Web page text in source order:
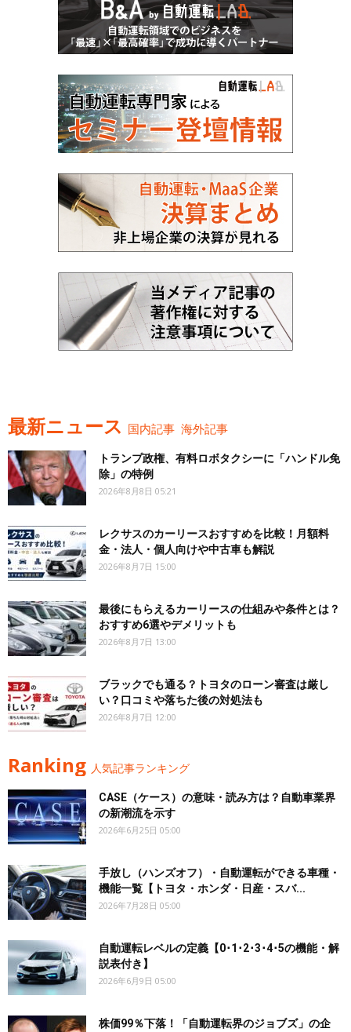
最新ニュース 国内記事 海外記事
トランプ政権、有料ロボタクシーに「ハンドル免
除」の特例
2026年8月8日 05:21
レクサスのカーリースおすすめを比較！月額料
金・法人・個人向けや中古車も解説
2026年8月7日 15:00
最後にもらえるカーリースの仕組みや条件とは？
おすすめ6選やデメリットも
2026年8月7日 13:00
ブラックでも通る？トヨタのローン審査は厳し
い？口コミや落ちた後の対処法も
2026年8月7日 12:00
Ranking 人気記事ランキング
CASE（ケース）の意味・読み方は？自動車業界
の新潮流を示す
2026年6月25日 05:00
手放し（ハンズオフ）・自動運転ができる車種・
機能一覧【トヨタ・ホンダ・日産・スバ...
2026年7月28日 05:00
自動運転レベルの定義【0･1･2･3･4･5の機能・解
説表付き】
2026年6月9日 05:00
株価99％下落！「自動運転界のジョブズ」の企